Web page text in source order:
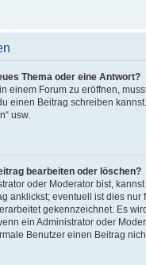
Thema oder eine Antwort?
einem Forum zu eröffnen,
einen Beitrag schreiben
usw.
bearbeiten oder löschen?
oder Moderator bist,
anklickst; eventuell ist dies
gekennzeichnet. Es
ein Administrator oder
Benutzer einen Beitrag